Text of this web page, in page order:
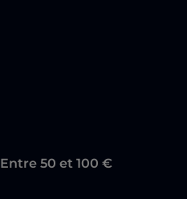
Entre 50 et 100 €